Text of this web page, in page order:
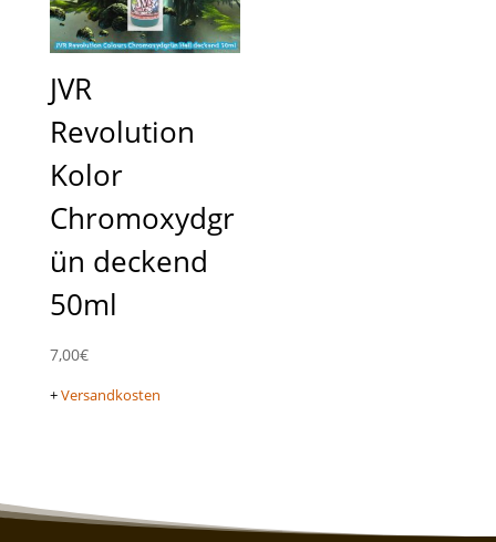
JVR
Revolution
Kolor
Chromoxydgr
ün deckend
50ml
7,00€
+Versandkosten